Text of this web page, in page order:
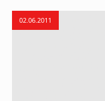
02.06.2011